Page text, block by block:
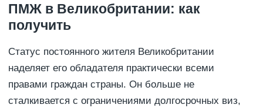
ПМЖ в Великобритании: как
получить
Статус постоянного жителя Великобритании
наделяет его обладателя практически всеми
правами граждан страны. Он больше не
сталкивается с ограничениями долгосрочных виз,